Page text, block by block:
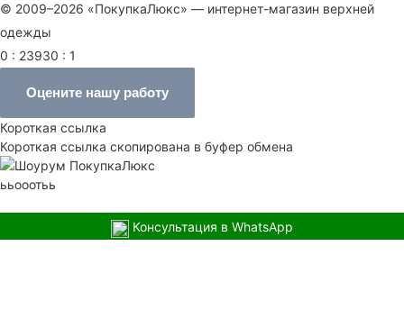
© 2009–2026 «ПокупкаЛюкс» — интернет-магазин верхней
одежды
0 : 23930 : 1
Оцените нашу работу
Короткая ссылка
Короткая ссылка скопирована в буфер обмена
ььооотьь
Консультация в WhatsApp